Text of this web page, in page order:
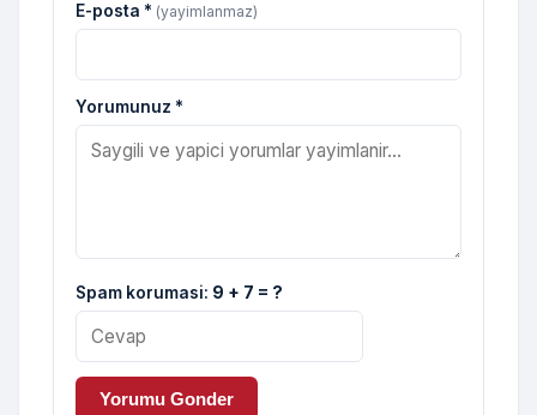
E-posta * (yayimlanmaz)
Yorumunuz *
Spam korumasi: 9 + 7 = ?
Yorumu Gonder